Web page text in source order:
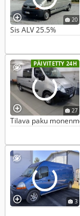
20
Sis ALV 25.5%
PÄIVITETTY 24H
27
Tilava paku
3